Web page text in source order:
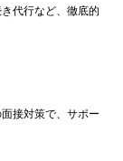
代行など、徹底的
接対策で、サポー